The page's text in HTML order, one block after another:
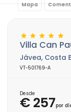
Mapa
Villa Can
Jávea, Costa
VT-501769-A
Desde
€ 257por